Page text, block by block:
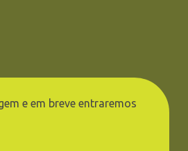
e em breve entraremos